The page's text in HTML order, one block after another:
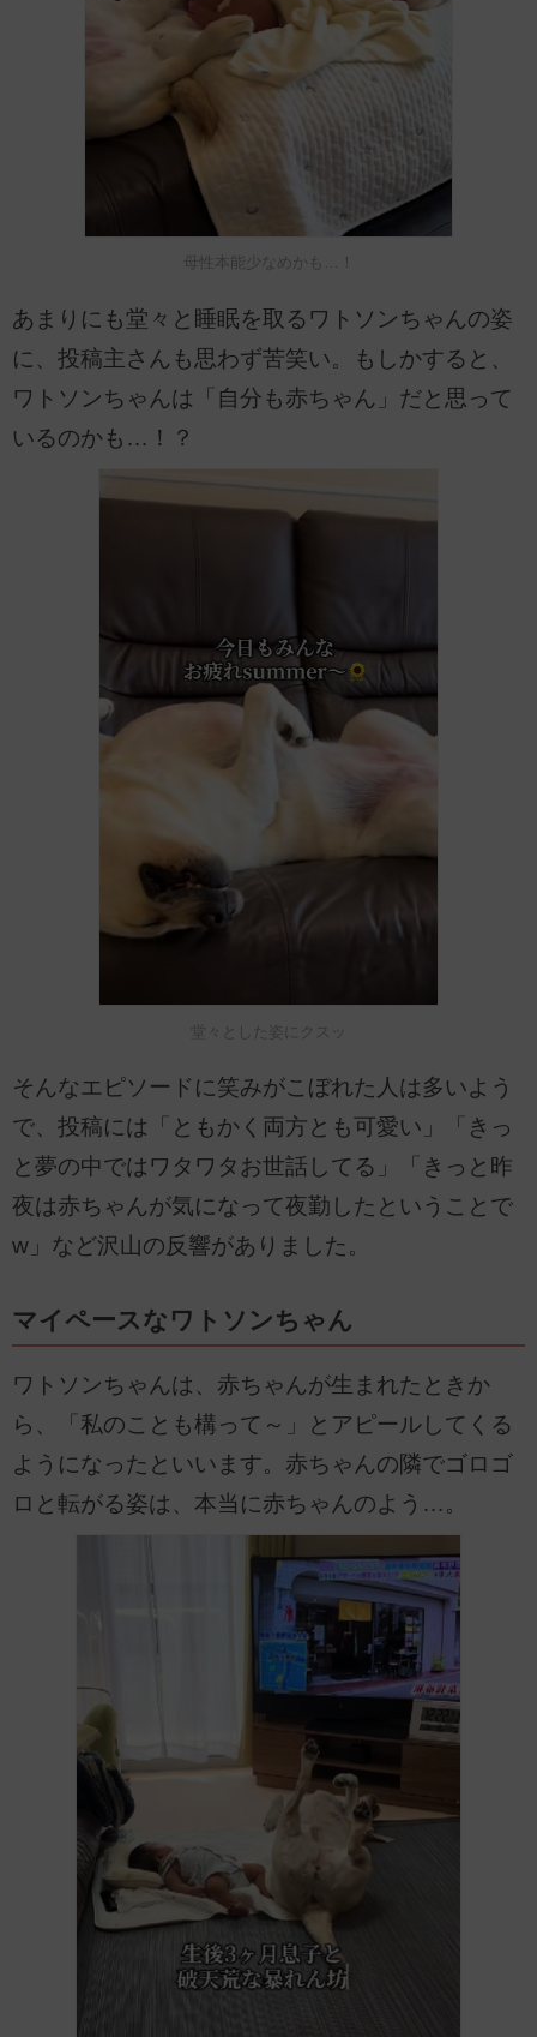
母性本能少なめかも…！
あまりにも堂々と睡眠を取るワトソンちゃんの姿
に、投稿主さんも思わず苦笑い。もしかすると、
ワトソンちゃんは「自分も赤ちゃん」だと思って
いるのかも…！？
堂々とした姿にクスッ
そんなエピソードに笑みがこぼれた人は多いよう
で、投稿には「ともかく両方とも可愛い」「きっ
と夢の中ではワタワタお世話してる」「きっと昨
夜は赤ちゃんが気になって夜勤したということで
w」など沢山の反響がありました。
マイペースなワトソンちゃん
ワトソンちゃんは、赤ちゃんが生まれたときか
ら、「私のことも構って～」とアピールしてくる
ようになったといいます。赤ちゃんの隣でゴロゴ
ロと転がる姿は、本当に赤ちゃんのよう…。